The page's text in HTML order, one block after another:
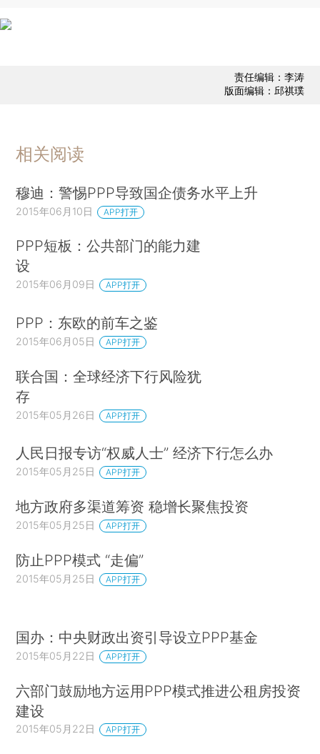
责任编辑：李涛
版面编辑：邱祺璞
相关阅读
穆迪：警惕PPP导致国企债务水平上升
2015年06月10日 APP打开
PPP短板：公共部门的能力建
设
2015年06月09日 APP打开
PPP：东欧的前车之鉴
2015年06月05日 APP打开
联合国：全球经济下行风险犹
存
2015年05月26日 APP打开
人民日报专访“权威人士” 经济下行怎么办
2015年05月25日 APP打开
地方政府多渠道筹资 稳增长聚焦投资
2015年05月25日 APP打开
防止PPP模式 “走偏”
2015年05月25日 APP打开
国办：中央财政出资引导设立PPP基金
2015年05月22日 APP打开
六部门鼓励地方运用PPP模式推进公租房投资
建设
2015年05月22日 APP打开